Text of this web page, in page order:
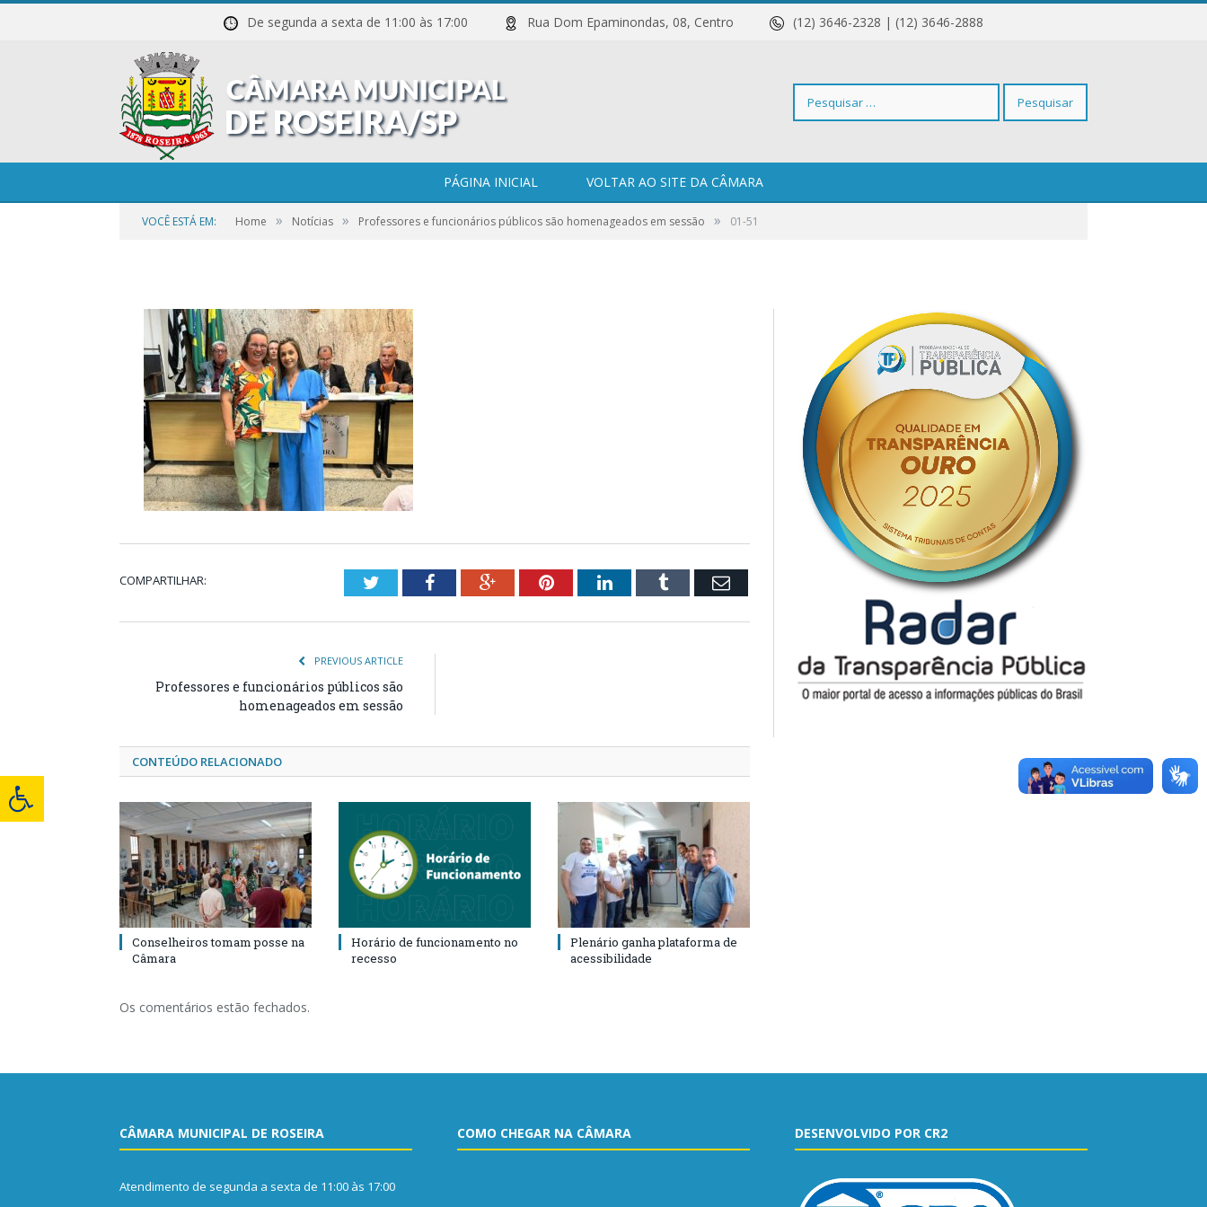
De segunda a sexta de 11:00 às 17:00 Rua Dom Epaminondas, 08, Centro (12) 3646-2328 | (12) 3646-2888
Pesquisar
PÁGINA INICIAL VOLTAR AO SITE DA CÂMARA
VOCÊ ESTÁ EM: Home » Notícias » Professores e funcionários públicos são homenageados em sessão » 01-51
COMPARTILHAR: TwitterFacebookGoogle+PinterestLinkedInTumblr Email
PREVIOUS ARTICLE
Professores e funcionários públicos são
homenageados em sessão
CONTEÚDO RELACIONADO
Conselheiros tomam posse na
Câmara
Horário de funcionamento no
recesso
Plenário ganha plataforma de
acessibilidade
Os comentários estão fechados.
CÂMARA MUNICIPAL DE ROSEIRA
Atendimento de segunda a sexta de 11:00 às 17:00
COMO CHEGAR NA CÂMARA DESENVOLVIDO POR CR2